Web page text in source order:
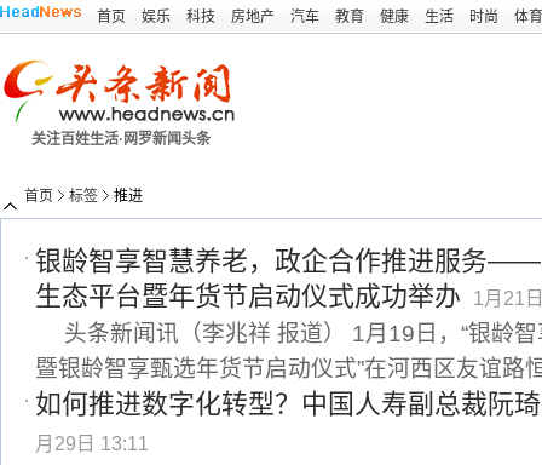
首页 娱乐 科技 房地产 汽车 教育 健康 生活 时尚 体育
关注百姓生活·网罗新闻头条
首页 标签 推进
银龄智享智慧养老，政企合作推进服务
生态平台暨年货节启动仪式成功举办
1月21
头条新闻讯（李兆祥 报道） 1月19日，“银龄
暨银龄智享甄选年货节启动仪式”在河西区友谊路
如何推进数字化转型？中国人寿副总裁阮
月29日 13:11